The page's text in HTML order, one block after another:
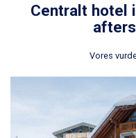
Centralt
Vores